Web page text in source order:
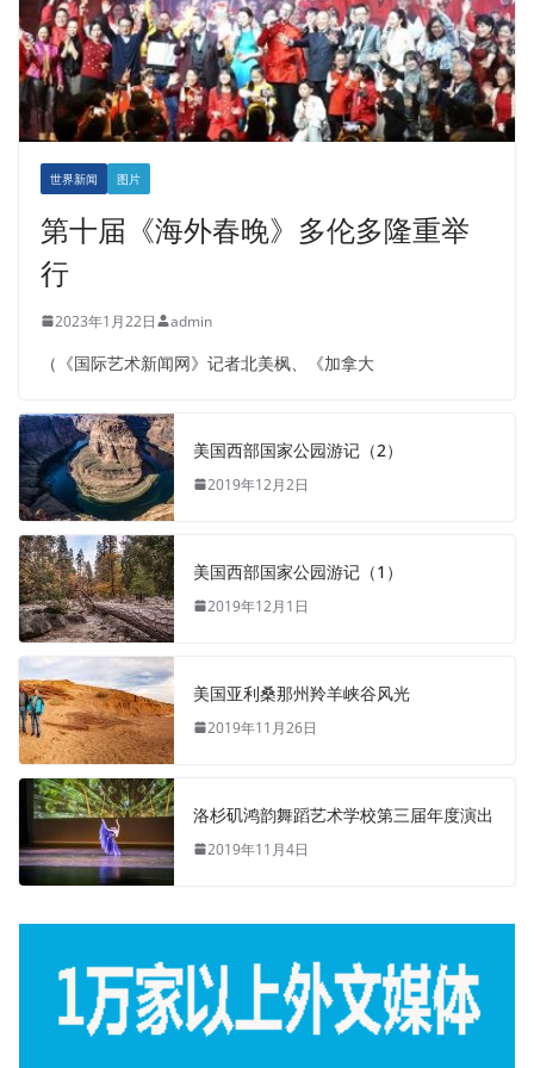
世界新闻 图片
第十届《海外春晚》多伦多隆重举
行
2023年1月22日 admin
（《国际艺术新闻网》记者北美枫、《加拿大
美国西部国家公园游记（2）
2019年12月2日
美国西部国家公园游记（1）
2019年12月1日
美国亚利桑那州羚羊峡谷风光
2019年11月26日
洛杉矶鸿韵舞蹈艺术学校第三届年度演出
2019年11月4日